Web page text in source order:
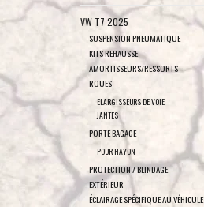
VW T7 2025
SUSPENSION PNEUMATIQUE
KITS REHAUSSE
AMORTISSEURS/RESSORTS
ROUES
ELARGISSEURS DE VOIE
JANTES
PORTE BAGAGE
POUR HAYON
PROTECTION / BLINDAGE
EXTÉRIEUR
ÉCLAIRAGE SPÉCIFIQUE AU VÉHICULE